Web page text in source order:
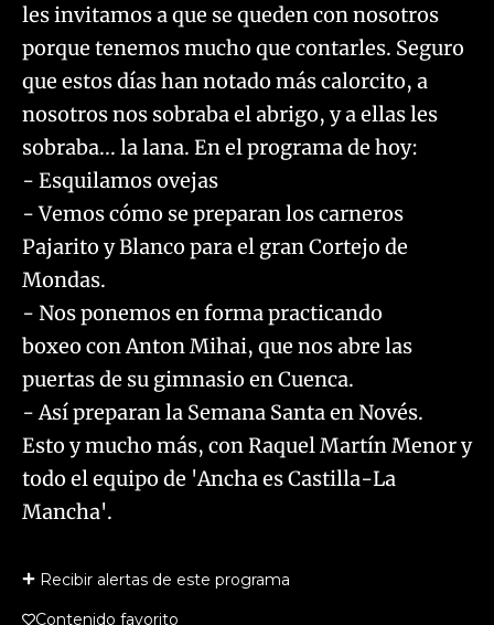
les invitamos a que se queden con nosotros
porque tenemos mucho que contarles. Seguro
que estos días han notado más calorcito, a
nosotros nos sobraba el abrigo, y a ellas les
sobraba... la lana. En el programa de hoy:
- Esquilamos ovejas
- Vemos cómo se preparan los carneros
Pajarito y Blanco para el gran Cortejo de
Mondas.
- Nos ponemos en forma practicando
boxeo con Anton Mihai, que nos abre las
puertas de su gimnasio en Cuenca.
- Así preparan la Semana Santa en Novés.
Esto y mucho más, con Raquel Martín Menor y
todo el equipo de 'Ancha es Castilla-La
Mancha'.
Recibir alertas de este programa
Contenido favorito